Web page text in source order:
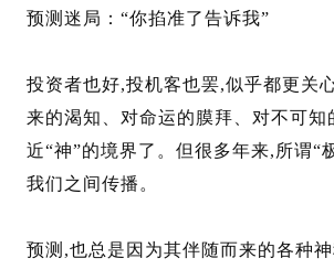
预测迷局：“你掐准了告诉我”
投资者也好,投机客也罢,似乎都更关
来的渴知、对命运的膜拜、对不可
近“神”的境界了。但很多年来,所谓
我们之间传播。
预测,也总是因为其伴随而来的各种